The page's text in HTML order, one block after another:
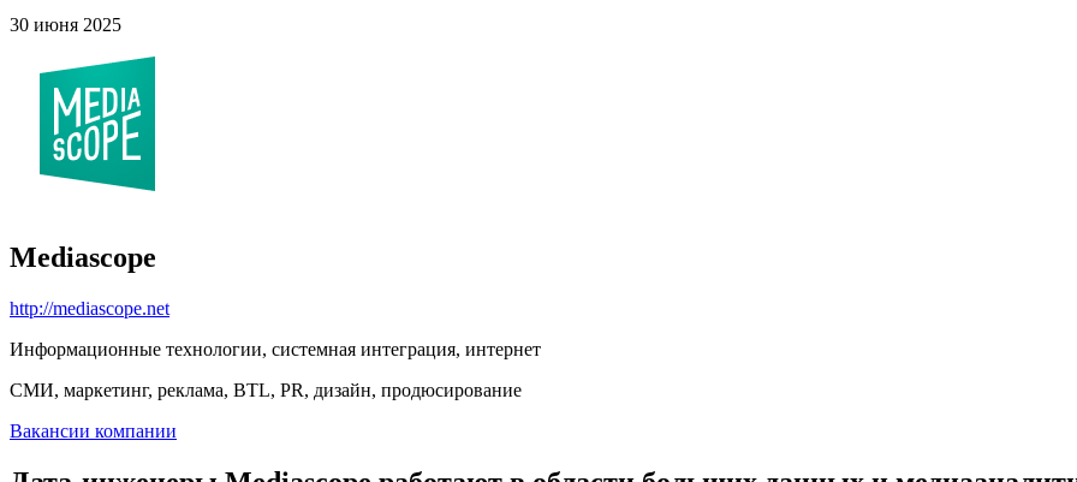
30 июня 2025
Mediascope
http://mediascope.net
Информационные технологии, системная интеграция, интернет
СМИ, маркетинг, реклама, BTL, PR, дизайн, продюсирование
Вакансии компании